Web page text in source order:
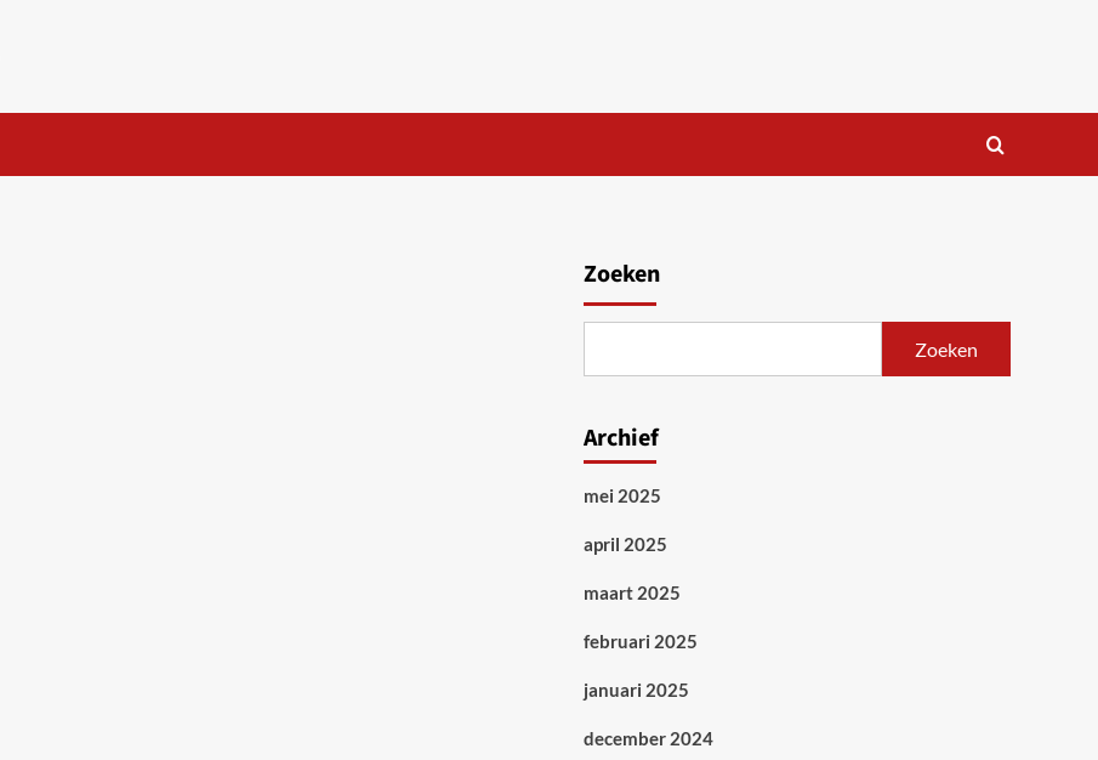
Zoeken
Zoeken
Archief
mei 2025
april 2025
maart 2025
februari 2025
januari 2025
december 2024